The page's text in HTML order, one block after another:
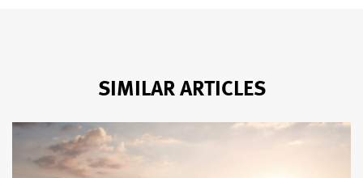
SIMILAR ARTICLES